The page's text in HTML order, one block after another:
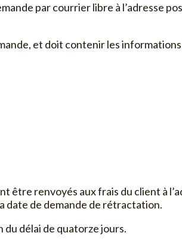
par courrier libre à l’adresse
et doit contenir les
être renvoyés aux frais du client à
date de demande de rétractation.
du délai de quatorze jours.